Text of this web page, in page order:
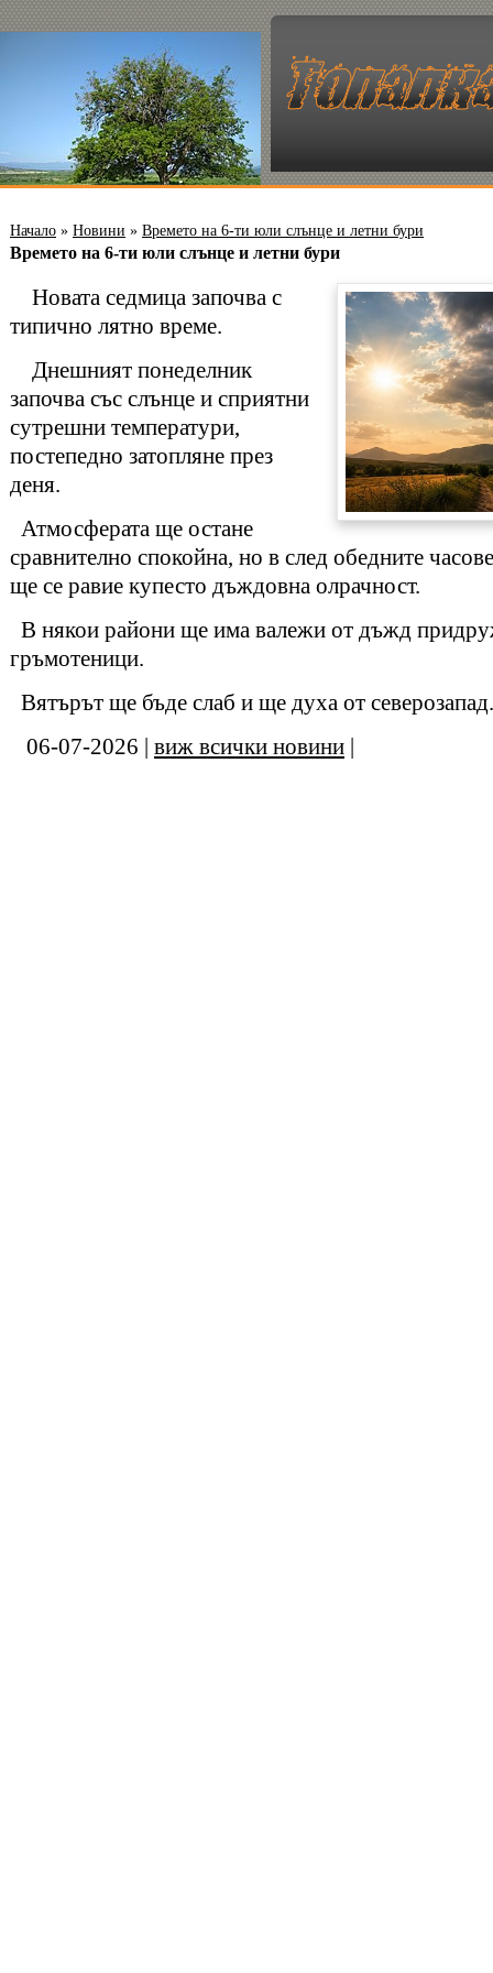
Начало » Новини » Времето на 6-ти юли слънце и летни бури
Времето на 6-ти юли слънце и летни бури
Новата седмица започва с
типично лятно време.
Днешният понеделник
започва със слънце и сприятни
сутрешни температури,
постепедно затопляне през
деня.
Атмосферата ще остане
сравнително спокойна, но в след обедните
ще се равие купесто дъждовна олрачност.
В някои райони ще има валежи от дъжд
гръмотеници.
Вятърът ще бъде слаб и ще духа от северозапад.
06-07-2026 | виж всички новини |